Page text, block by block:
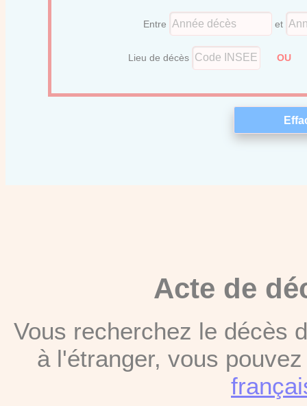
Entre et
Lieu de décès OU
Acte de
Vous recherchez le décès
à l'étranger, vous